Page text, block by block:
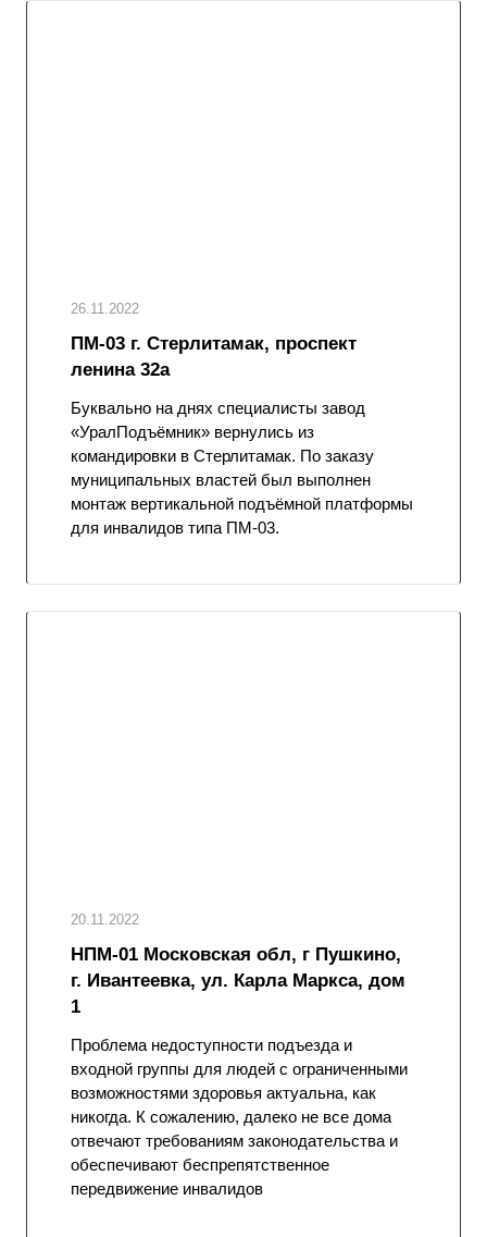
26.11.2022
ПМ-03 г. Стерлитамак, проспект
ленина 32а
Буквально на днях специалисты завод
«УралПодъёмник» вернулись из
командировки в Стерлитамак. По заказу
муниципальных властей был выполнен
монтаж вертикальной подъёмной платформы
для инвалидов типа ПМ-03.
20.11.2022
НПМ-01 Московская обл, г Пушкино,
г. Ивантеевка, ул. Карла Маркса, дом
1
Проблема недоступности подъезда и
входной группы для людей с ограниченными
возможностями здоровья актуальна, как
никогда. К сожалению, далеко не все дома
отвечают требованиям законодательства и
обеспечивают беспрепятственное
передвижение инвалидов